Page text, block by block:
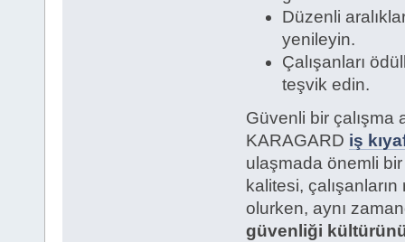
Düzenli
yenileyin.
Çalışanları
teşvik edin.
Güvenli bir çalışma
KARAGARD iş
ulaşmada önemli
kalitesi, çalışanların
olurken, aynı
güvenliği